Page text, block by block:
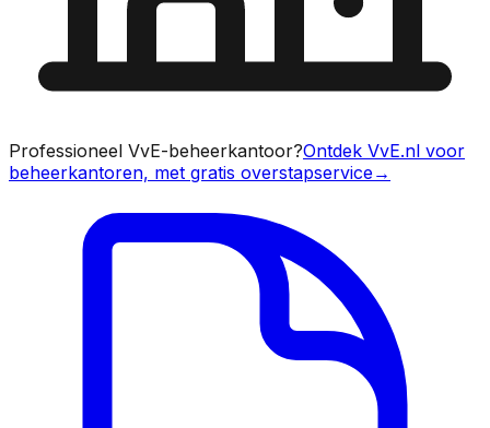
Professioneel VvE-beheerkantoor?Ontdek VvE.nl voor
beheerkantoren, met gratis overstapservice→